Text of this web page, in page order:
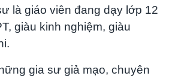
là giáo viên đang dạy lớp 12
giàu kinh nghiệm, giàu
gia sư giả mạo, chuyên